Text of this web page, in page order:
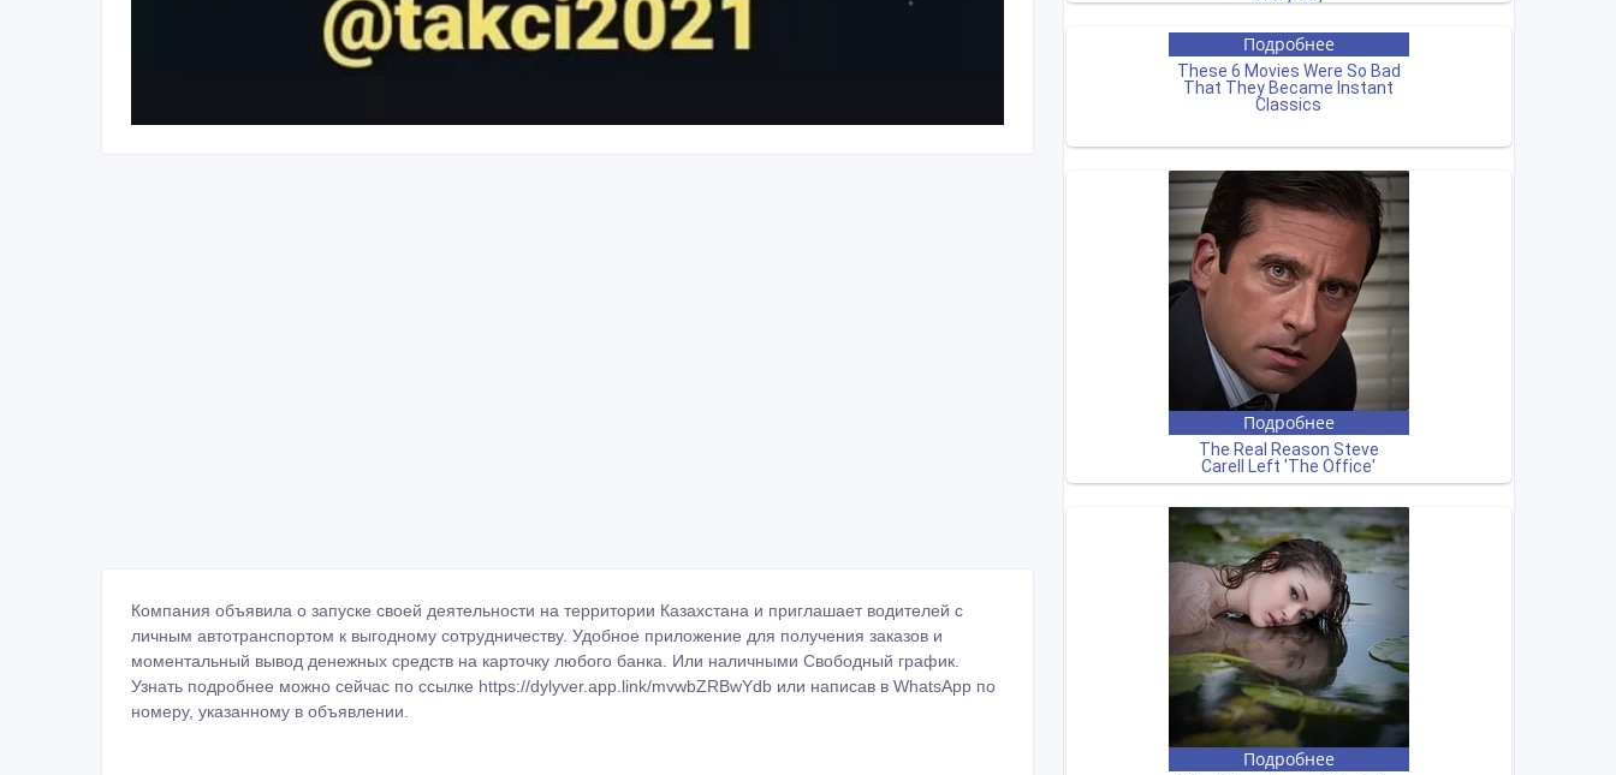
Компания объявила о запуске своей деятельности на территории Казахстана и приглашает водителей с
личным автотранспортом к выгодному сотрудничеству. Удобное приложение для получения заказов и
моментальный вывод денежных средств на карточку любого банка. Или наличными Свободный график.
Узнать подробнее можно сейчас по ссылке https://dylyver.app.link/mvwbZRBwYdb или написав в WhatsApp по
номеру, указанному в объявлении.